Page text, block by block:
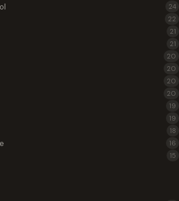
24
22
21
21
20
20
20
20
19
19
18
16
15